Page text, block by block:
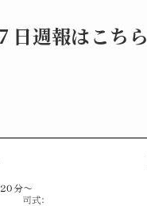
日週報はこちら